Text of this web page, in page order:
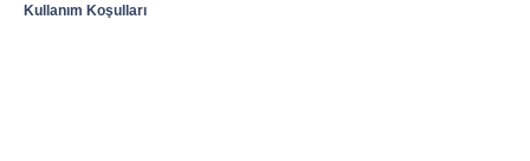
Kullanım Koşulları